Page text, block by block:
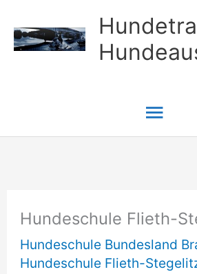
Inhalt
springen
Hundeschule Flieth-
Hundeschule Bundesland
Hundeschule Flieth-